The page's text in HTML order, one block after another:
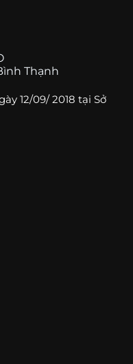
Thạnh
12/09/ 2018 tại Sở